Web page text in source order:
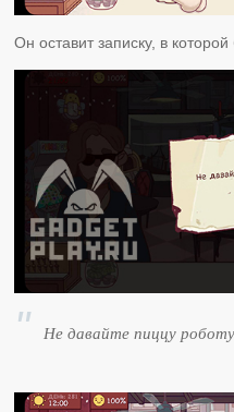
Он оставит записку, в
Не давайте пиццу